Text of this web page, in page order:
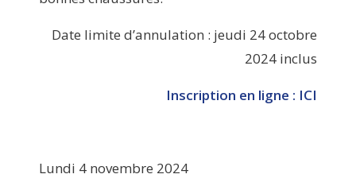
Date limite d’annulation : jeudi 24 octobre
2024 inclus
Inscription en ligne : ICI
Lundi 4 novembre 2024